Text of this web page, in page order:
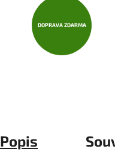
DOPRAVA ZDARMA
Popis